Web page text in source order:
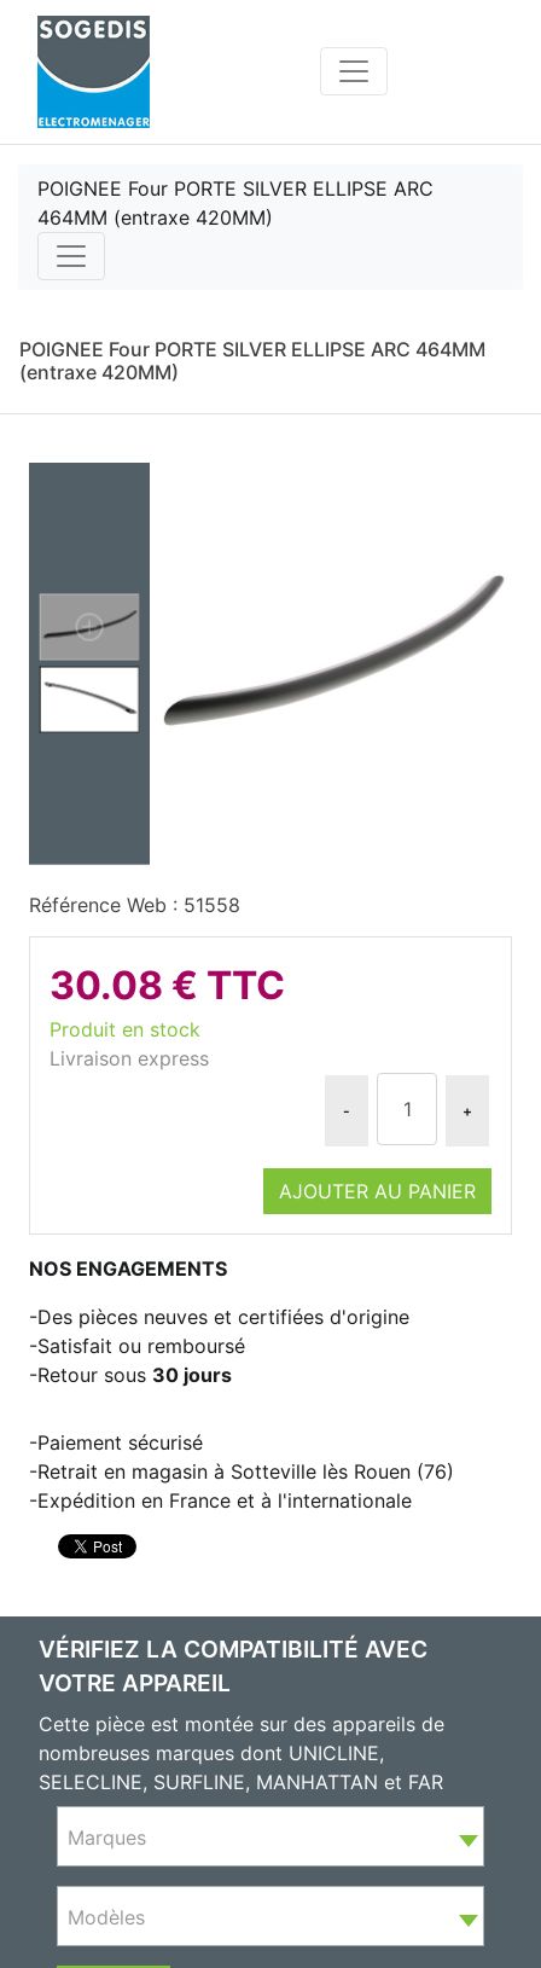
POIGNEE Four PORTE SILVER ELLIPSE ARC
464MM (entraxe 420MM)
POIGNEE Four PORTE SILVER ELLIPSE ARC 464MM
(entraxe 420MM)
Référence Web : 51558
30.08 € TTC
Produit en stock
Livraison express
- +
AJOUTER AU PANIER
NOS ENGAGEMENTS
Des pièces neuves et certifiées d'origine
Satisfait ou remboursé
Retour sous 30 jours
Paiement sécurisé
Retrait en magasin à Sotteville lès Rouen (76)
Expédition en France et à l'internationale
VÉRIFIEZ LA COMPATIBILITÉ AVEC
VOTRE APPAREIL
Cette pièce est montée sur des appareils de
nombreuses marques dont UNICLINE,
SELECLINE, SURFLINE, MANHATTAN et FAR
Marques
Modèles